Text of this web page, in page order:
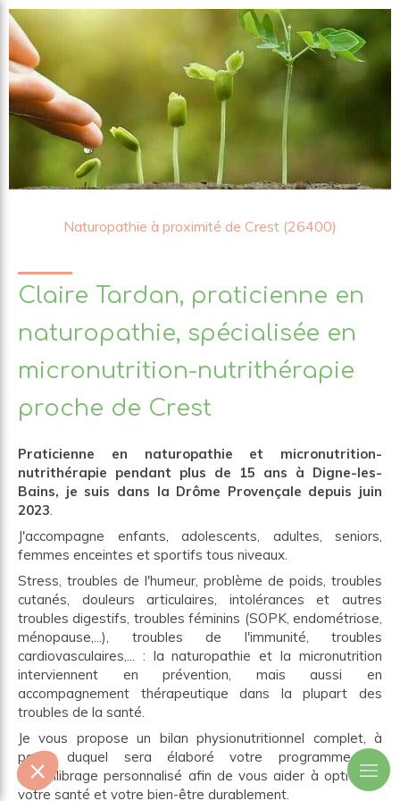
Naturopathie à proximité de Crest (26400)
Claire Tardan, praticienne en
naturopathie, spécialisée en
micronutrition-nutrithérapie
proche de Crest
Praticienne en naturopathie et micronutrition-
nutrithérapie pendant plus de 15 ans à Digne-les-
Bains, je suis dans la Drôme Provençale depuis juin
2023.
J'accompagne enfants, adolescents, adultes, seniors,
femmes enceintes et sportifs tous niveaux.
Stress, troubles de l'humeur, problème de poids, troubles
cutanés, douleurs articulaires, intolérances et autres
troubles digestifs, troubles féminins (SOPK, endométriose,
ménopause,...), troubles de l'immunité, troubles
cardiovasculaires,... : la naturopathie et la micronutrition
interviennent en prévention, mais aussi en
accompagnement thérapeutique dans la plupart des
troubles de la santé.
Je vous propose un bilan physionutritionnel complet, à
partir duquel sera élaboré votre programme de
rééquilibrage personnalisé afin de vous aider à optimiser
votre santé et votre bien-être durablement.